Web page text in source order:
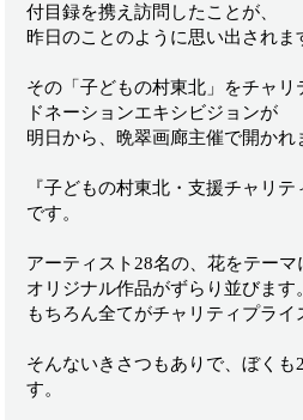
付目録を携え訪問したことが、
昨日のことのように思い出されま
その「子どもの村東北」をチャリ
ドネーションエキシビジョンが
明日から、晩翠画廊主催で開かれ
『子どもの村東北・支援チャリテ
です。
アーティスト28名の、花をテーマ
オリジナル作品がずらり並びます
もちろん全てがチャリティプライ
そんないきさつもありで、ぼくも
す。